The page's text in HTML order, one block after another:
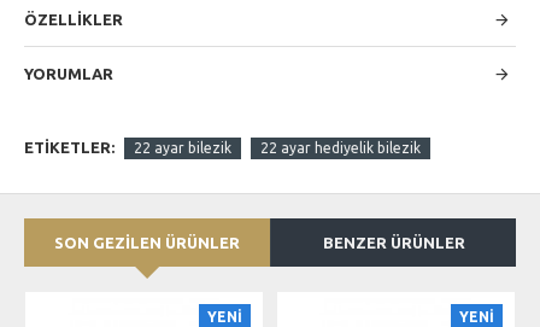
ÖZELLİKLER
YORUMLAR
ETIKETLER: 22 ayar bilezik 22 ayar hediyelik bilezik
SON GEZİLEN ÜRÜNLER BENZER ÜRÜNLER
YENİ YENİ